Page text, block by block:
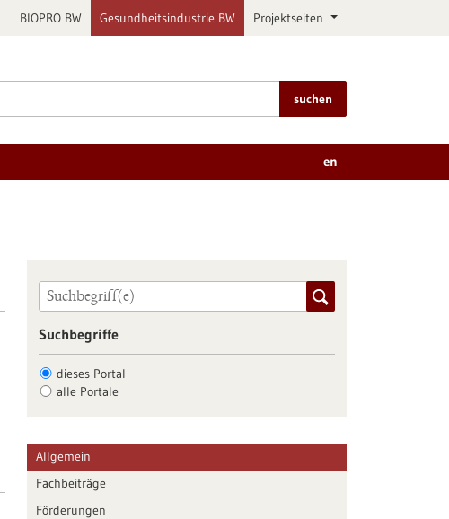
BIOPRO BW Gesundheitsindustrie BW Projektseiten
suchen
en
Suchbegriffe
dieses Portal
alle Portale
Allgemein
Fachbeiträge
Förderungen